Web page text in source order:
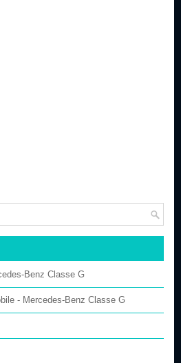
Benz Classe G
- Mercedes-Benz Classe G